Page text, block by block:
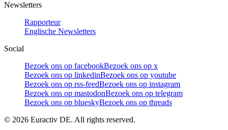
Newsletters
Rapporteur
Englische Newsletters
Social
Bezoek ons op facebookBezoek ons op x
Bezoek ons op linkedinBezoek ons op youtube
Bezoek ons op rss-feedBezoek ons op instagram
Bezoek ons op mastodonBezoek ons op telegram
Bezoek ons op blueskyBezoek ons op threads
© 2026 Euractiv DE. All rights reserved.